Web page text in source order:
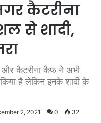
कैटरीना
से शादी,
और कैटरीना कैफ ने अभी
है लेकिन इनके शादी के
2, 2021 0 32